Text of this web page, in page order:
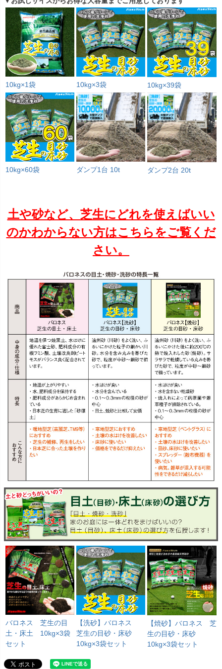
10kg×1袋 10kg×3袋 10kg×39袋
10kg×60袋 ダンプ1台 10t ダンプ2台 20t
土や砂など、芝生にどれを使えばいい
のかわからない方はこちらをご覧くだ
さい。
バロネス 芝生の目
土・床土 10kg×3袋
セット
【洗砂】バロネス
芝生の目砂・床砂
10kg×3袋セット
【焼砂】バロネス 芝
生の目砂・床砂
10kg×3袋セット